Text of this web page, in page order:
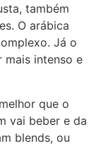
também
O arábica
Já o
mais intenso e
que o
vai beber e da
blends, ou